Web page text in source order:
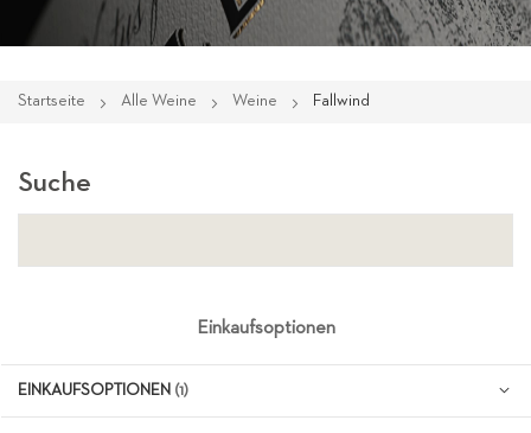
Startseite Alle Weine Weine Fallwind
Suche
Einkaufsoptionen
EINKAUFSOPTIONEN